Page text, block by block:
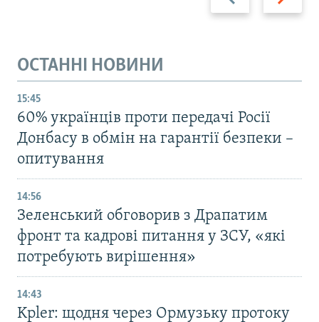
ОСТАННІ НОВИНИ
15:45
60% українців проти передачі Росії
Донбасу в обмін на гарантії безпеки –
опитування
14:56
Зеленський обговорив з Драпатим
фронт та кадрові питання у ЗСУ, «які
потребують вирішення»
14:43
Kpler: щодня через Ормузьку протоку